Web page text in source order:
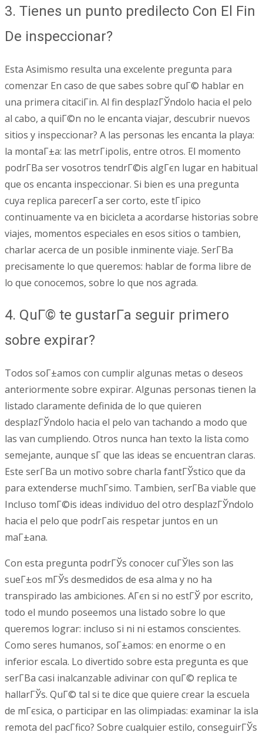
3. Tienes un punto predilecto Con El Fin
De inspeccionar?
Esta Asimismo resulta una excelente pregunta para
comenzar En caso de que sabes sobre quГ© hablar en
una primera citaciГіn. Al fin desplazГЎndolo hacia el pelo
al cabo, a quiГ©n no le encanta viajar, descubrir nuevos
sitios y inspeccionar? A las personas les encanta la playa:
la montaГ±a: las metrГіpolis, entre otros. El momento
podrГ­В­a ser vosotros tendrГ©is algГєn lugar en habitual
que os encanta inspeccionar. Si bien es una pregunta
cuya replica parecerГ­a ser corto, este tГіpico
continuamente va en bicicleta a acordarse historias sobre
viajes, momentos especiales en esos sitios o tambien,
charlar acerca de un posible inminente viaje. SerГ­В­a
precisamente lo que queremos: hablar de forma libre de
lo que conocemos, sobre lo que nos agrada.
4. QuГ© te gustarГ­a seguir primero
sobre expirar?
Todos soГ±amos con cumplir algunas metas o deseos
anteriormente sobre expirar. Algunas personas tienen la
listado claramente definida de lo que quieren
desplazГЎndolo hacia el pelo van tachando a modo que
las van cumpliendo. Otros nunca han texto la lista como
semejante, aunque sГ­ que las ideas se encuentran claras.
Este serГ­В­a un motivo sobre charla fantГЎstico que da
para extenderse muchГ­simo. Tambien, serГ­В­a viable que
Incluso tomГ©is ideas individuo del otro desplazГЎndolo
hacia el pelo que podrГ­ais respetar juntos en un
maГ±ana.
Con esta pregunta podrГЎs conocer cuГЎles son las
sueГ±os mГЎs desmedidos de esa alma y no ha
transpirado las ambiciones. AГєn si no estГЎ por escrito,
todo el mundo poseemos una listado sobre lo que
queremos lograr: incluso si ni ni estamos conscientes.
Como seres humanos, soГ±amos: en enorme o en
inferior escala. Lo divertido sobre esta pregunta es que
serГ­В­a casi inalcanzable adivinar con quГ© replica te
hallarГЎs. QuГ© tal si te dice que quiere crear la escuela
de mГєsica, o participar en las olimpiadas: examinar la isla
remota del pacГ­fico? Sobre cualquier estilo, conseguirГЎs